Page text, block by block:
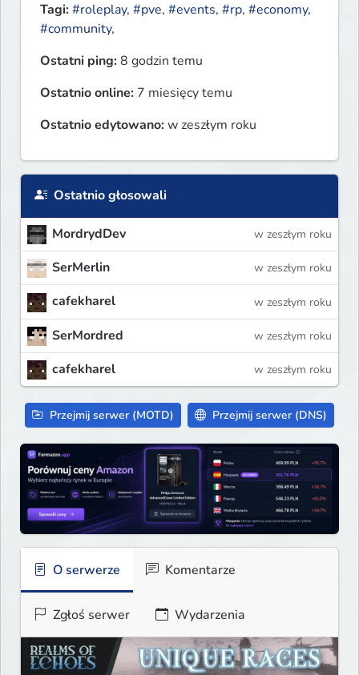
Tagi:#roleplay, #pve, #events, #rp, #economy,
#community,
Ostatni ping:8 godzin temu
Ostatnio online: 7 miesięcy temu
Ostatnio edytowano:w zeszłym roku
Ostatnio głosowali
MordrydDev w zeszłym roku
SerMerlin w zeszłym roku
cafekharel w zeszłym roku
SerMordred w zeszłym roku
cafekharel w zeszłym roku
Przejmij serwer (MOTD) Przejmij serwer (DNS)
O serwerze Komentarze
Zgłoś serwer Wydarzenia